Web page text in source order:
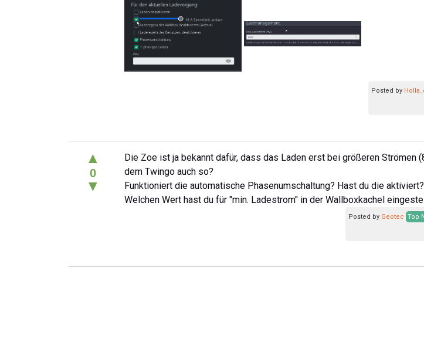
Posted by
▲
0
▼
Die Zoe ist ja bekannt dafür, dass das Laden erst bei größeren Strömen
dem Twingo auch so?
Funktioniert die automatische Phasenumschaltung? Hast du die aktiviert?
Welchen Wert hast du für "min. Ladestrom" in der Wallboxkachel
Posted by Geotec Top